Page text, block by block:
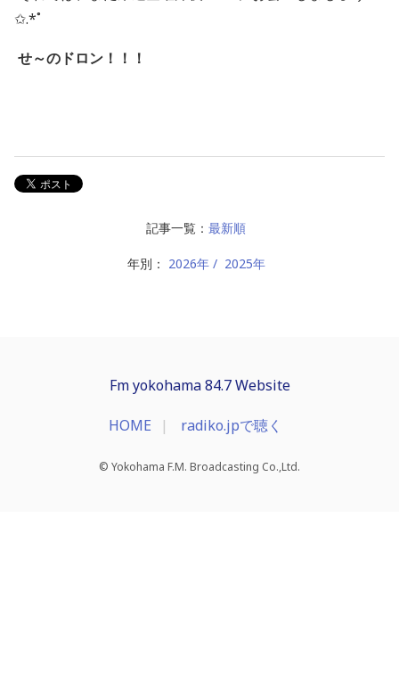
✩.*˚
せ～のドロン！！！
記事一覧： 最新順
年別： 2026年 2025年
Fm yokohama 84.7 Website
HOME radiko.jpで聴く
© Yokohama F.M. Broadcasting Co.,Ltd.